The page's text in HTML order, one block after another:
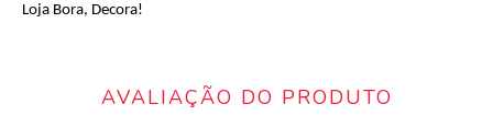
Loja Bora, Decora!
AVALIAÇÃO DO PRODUTO